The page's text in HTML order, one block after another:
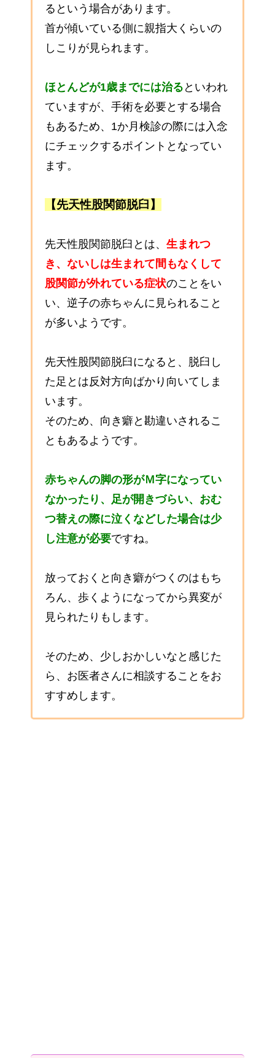
るという場合があります。
首が傾いている側に親指大くらいの
しこりが見られます。
ほとんどが1歳までには治る といわれ
ていますが、手術を必要とする場合
もあるため、1か月検診の際には入念
にチェックするポイントとなってい
ます。
【先天性股関節脱臼】
先天性股関節脱臼とは、 生まれつ
き、ないしは生まれて間もなくして
股関節が外れている症状のことをい
い、逆子の赤ちゃんに見られること
が多いようです。
先天性股関節脱臼になると、脱臼し
た足とは反対方向ばかり向いてしま
います。
そのため、向き癖と勘違いされるこ
ともあるようです。
赤ちゃんの脚の形がＭ字になってい
なかったり、足が開きづらい、おむ
つ替えの際に泣くなどした場合は少
し注意が必要ですね。
放っておくと向き癖がつくのはもち
ろん、歩くようになってから異変が
見られたりもします。
そのため、少しおかしいなと感じた
ら、お医者さんに相談することをお
すすめします。